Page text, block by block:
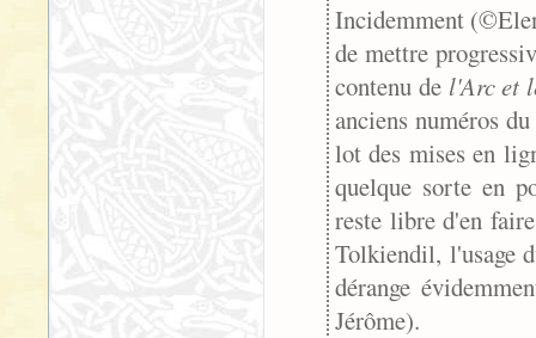
Incidemment
de mettre
contenu de l'Arc et
anciens numéros
lot des mises en
quelque sorte en
reste libre d'en
Tolkiendil, l'usage
dérange
Jérôme).